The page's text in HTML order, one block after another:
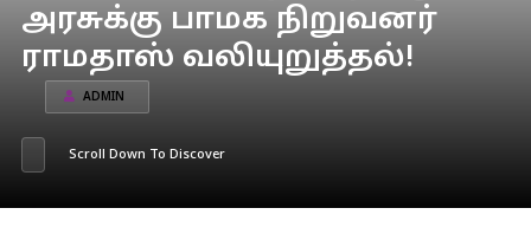
அரசுக்கு பாமக நிறுவனர்
ராமதாஸ் வலியுறுத்தல்!
ADMIN
Scroll Down To Discover